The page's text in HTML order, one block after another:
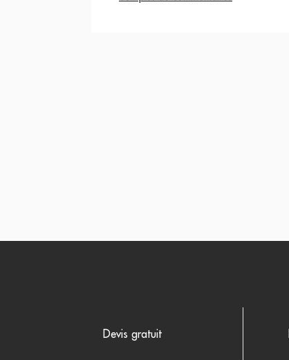
Devis gratuit